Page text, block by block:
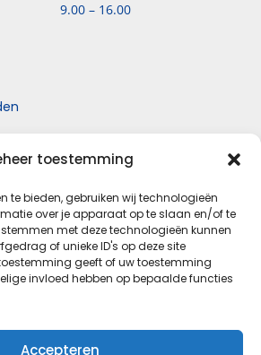
toestemming
te bieden, gebruiken wij technologieën
over je apparaat op te slaan en/of te
met deze technologieën kunnen
of unieke ID's op deze site
geeft of uw toestemming
invloed hebben op bepaalde functies
Accepteren
9.00 – 16.00
Mol